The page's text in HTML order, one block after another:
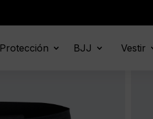
Protección BJJ Vestir